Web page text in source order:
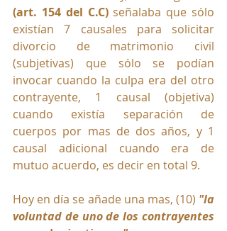
(art. 154 del C.C) señalaba que sólo
existían 7 causales para solicitar
divorcio de matrimonio civil
(subjetivas) que sólo se podían
invocar cuando la culpa era del otro
contrayente, 1 causal (objetiva)
cuando existía separación de
cuerpos por mas de dos años, y 1
causal adicional cuando era de
mutuo acuerdo, es decir en total 9.
Hoy en día se añade una mas, (10) "la
voluntad de uno de los contrayentes